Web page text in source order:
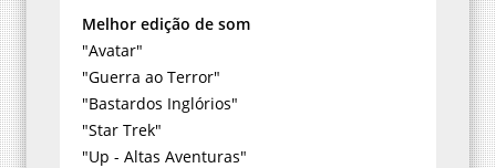
Melhor edição de som
"Avatar"
"Guerra ao Terror"
"Bastardos Inglórios"
"Star Trek"
"Up - Altas Aventuras"